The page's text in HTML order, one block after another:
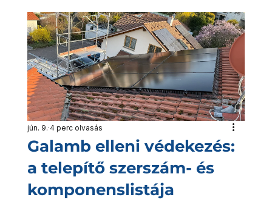
Galamb elleni védekezés:
a telepítő szerszám- és
komponenslistája
jún. 9. 4 perc olvasás